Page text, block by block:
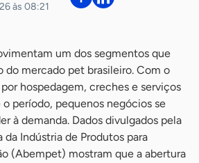
às 08:21
um dos segmentos que
do mercado pet brasileiro. Com o
hospedagem, creches e serviços
período, pequenos negócios se
à demanda. Dados divulgados pela
da Indústria de Produtos para
(Abempet) mostram que a abertura